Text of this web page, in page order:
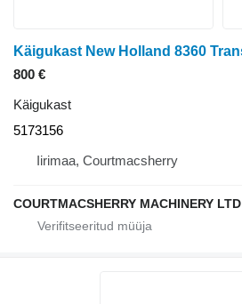
800 €
Käigukast
5173156
Iirimaa, Courtmacsherry
COURTMACSHERRY MACHINERY LTD